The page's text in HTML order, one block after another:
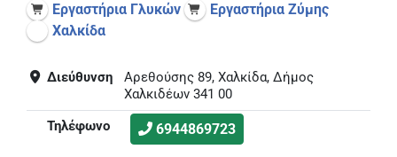
Εργαστήρια Γλυκών
Εργαστήρια Ζύμης
Χαλκίδα
Διεύθυνση
Αρεθούσης 89, Χαλκίδα, Δήμος
Χαλκιδέων 341 00
Τηλέφωνο
6944869723